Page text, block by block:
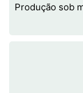
Produção sob